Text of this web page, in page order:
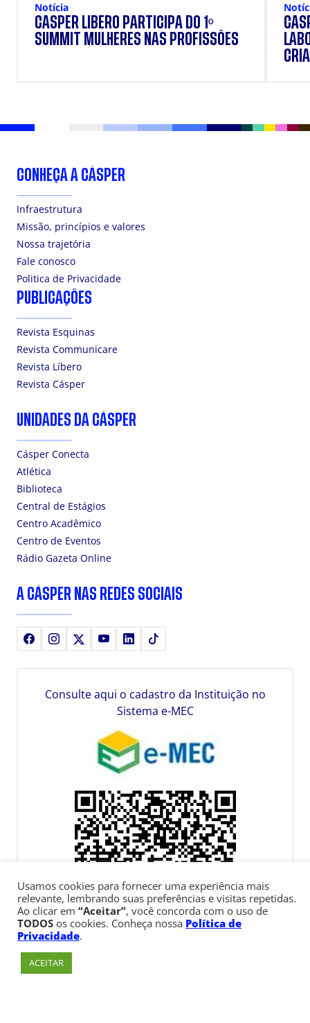
Notícia
CÁSPER LÍBERO PARTICIPA DO 1º
SUMMIT MULHERES NAS PROFISSÕES
CONHEÇA A CÁSPER
Infraestrutura
Missão, princípios e valores
Nossa trajetória
Fale conosco
Politica de Privacidade
PUBLICAÇÕES
Revista Esquinas
Revista Communicare
Revista Líbero
Revista Cásper
UNIDADES DA CÁSPER
Cásper Conecta
Atlética
Biblioteca
Central de Estágios
Centro Acadêmico
Centro de Eventos
Rádio Gazeta Online
A CÁSPER NAS REDES SOCIAIS
FacebookInstagram YoutubeLinkedIn
Consulte aqui o cadastro da Instituição no
Sistema e-MEC
Usamos cookies para fornecer uma experiência mais
relevante, lembrando suas preferências e visitas repetidas.
Ao clicar em “Aceitar”, você concorda com o uso de
TODOS os cookies. Conheça nossa Política de
Privacidade.
ACEITAR